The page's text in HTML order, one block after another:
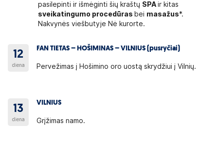
pasilepinti ir išmėginti šių kraštų SPAir kitas
sveikatingumo procedūras bei masažus*.
Nakvynės viešbutyje Nė kurorte.
12
diena
FAN TIETAS – HOŠIMINAS – VILNIUS (pusryčiai)
Pervežimas į Hošimino oro uostą skrydžiui į Vilnių.
13
diena
VILNIUS
Grįžimas namo.